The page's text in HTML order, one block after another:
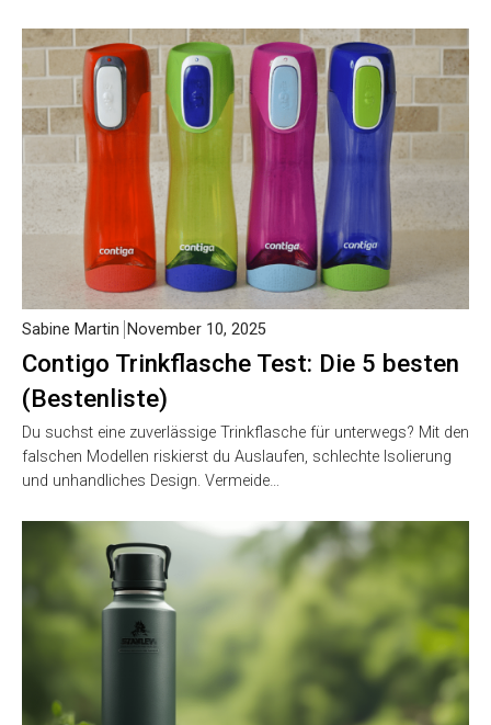
Contigo Trinkflasche Test: Die 5 besten
(Bestenliste)
Sabine Martin November 10, 2025
Du suchst eine zuverlässige Trinkflasche für unterwegs? Mit den
falschen Modellen riskierst du Auslaufen, schlechte Isolierung
und unhandliches Design. Vermeide…